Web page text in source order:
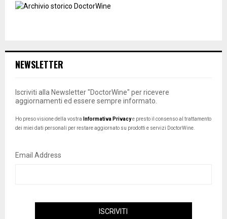
NEWSLETTER
Iscriviti alla Newsletter "DoctorWine" per ricevere
aggiornamenti ed essere sempre informato.
Ho preso visione della vostra Informativa Privacye presto il consenso al trattamento
dei miei dati personali per restare aggiornato su prodotti e servizi DoctorWine.
Email Address